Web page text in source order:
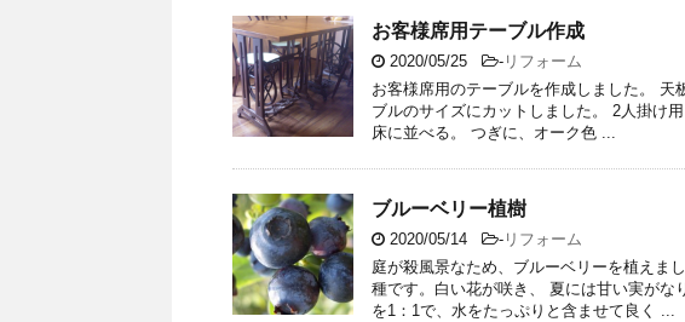
お客様席用テーブル作成
2020/05/25 - リフォーム
お客様席用のテーブルを作成しました。 天
ブルのサイズにカットしました。 2人掛け
床に並べる。 つぎに、オーク色 ...
ブルーベリー植樹
2020/05/14 - リフォーム
庭が殺風景なため、ブルーベリーを植えま
種です。白い花が咲き、 夏には甘い実が
を1：1で、水をたっぷりと含ませて良く ...